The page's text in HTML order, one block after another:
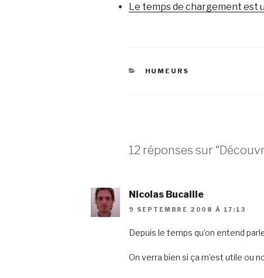
Le temps de chargement est
CATÉGORIES
HUMEURS
12 réponses sur
Nicolas Bucaille
9 SEPTEMBRE 2008 À 17:13
Depuis le temps qu’on entend
On verra bien si ça m’est utile ou